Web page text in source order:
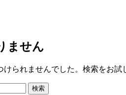
ません
けられませんでした。検索をお試